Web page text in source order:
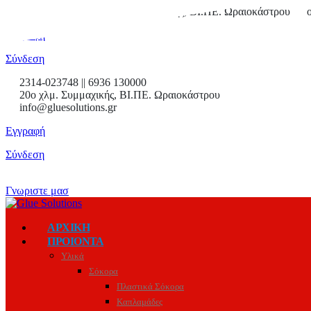
2ο χλμ. Συμμαχικής, ΒΙ.ΠΕ. Ωραιοκάστρου
Εγγραφή
Σύνδεση
2314-023748 || 6936 130000
20ο χλμ. Συμμαχικής, ΒΙ.ΠΕ. Ωραιοκάστρου
info@gluesolutions.gr
Εγγραφή
Σύνδεση
Γνωριστε μασ
ΑΡΧΙΚΗ
ΠΡΟΙΟΝΤΑ
Υλικά
Σόκορα
Πλαστικά Σόκορα
Καπλαμάδες